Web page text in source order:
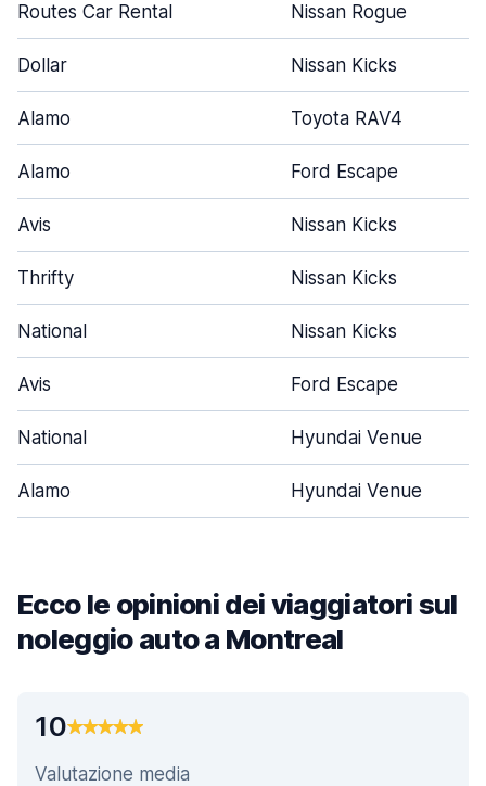
Routes Car Rental Nissan Rogue
Dollar Nissan Kicks
Alamo Toyota RAV4
Alamo Ford Escape
Avis Nissan Kicks
Thrifty Nissan Kicks
National Nissan Kicks
Avis Ford Escape
National Hyundai Venue
Alamo Hyundai Venue
Ecco le opinioni dei viaggiatori sul
noleggio auto a Montreal
10
Valutazione media